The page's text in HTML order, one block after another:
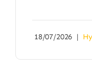
18/07/2026 |